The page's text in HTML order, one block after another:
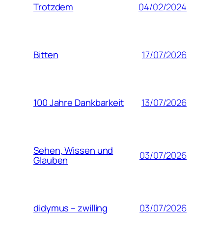
Trotzdem 04/02/2024
Bitten 17/07/2026
100 Jahre Dankbarkeit 13/07/2026
Sehen, Wissen und
Glauben 03/07/2026
didymus – zwilling 03/07/2026